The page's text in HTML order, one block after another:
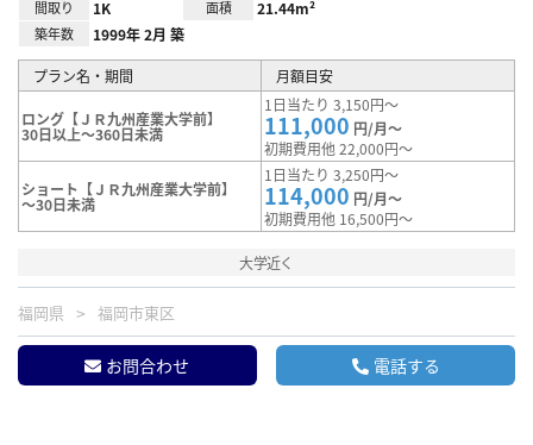
間取り 1K 面積 21.44m²
築年数 1999年 2月 築
プラン名・期間 月額目安
ロング【ＪＲ九州産業大学前】
30日以上～360日未満
1日当たり 3,150円～
111,000 円/月～
初期費用他 22,000円～
ショート【ＪＲ九州産業大学前】
～30日未満
1日当たり 3,250円～
114,000 円/月～
初期費用他 16,500円～
大学近く
福岡県 福岡市東区
お問合わせ 電話する